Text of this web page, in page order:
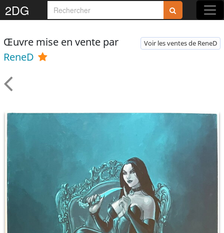
2DG
Œuvre mise en vente par
ReneD
Voir les ventes de ReneD